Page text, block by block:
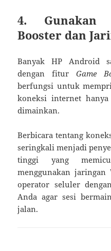
4. Gunakan
Booster dan
Banyak HP Android
dengan fitur Game
berfungsi untuk
koneksi internet
dimainkan.
Berbicara tentang
seringkali menjadi
tinggi yang
menggunakan
operator seluler
Anda agar sesi
jalan.